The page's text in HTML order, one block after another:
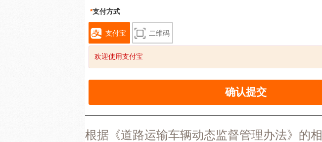
支付方式
*
支付宝 二维码
欢迎使用支付宝
根据《道路运输车辆动态监督管理办法》的